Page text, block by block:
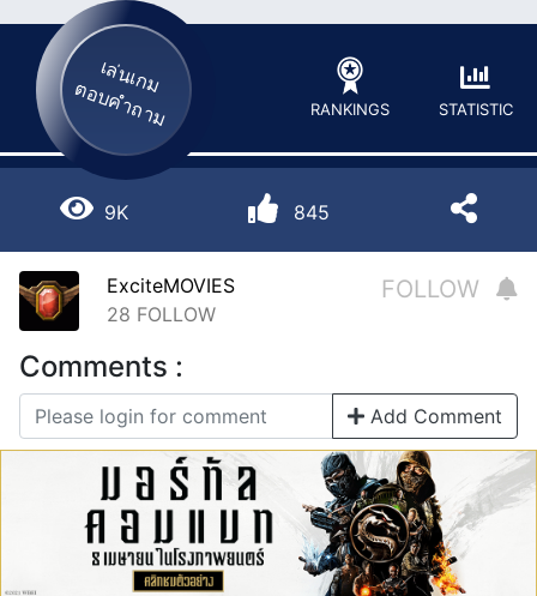
เล่นเกม
ตอบคำถาม RANKINGS STATISTIC
9K 845
ExciteMOVIES
28 FOLLOW
FOLLOW
Comments :
Add Comment